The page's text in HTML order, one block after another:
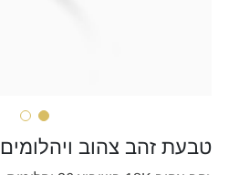
טבעת זהב צהוב ויהלומים SNAKE MOTIF